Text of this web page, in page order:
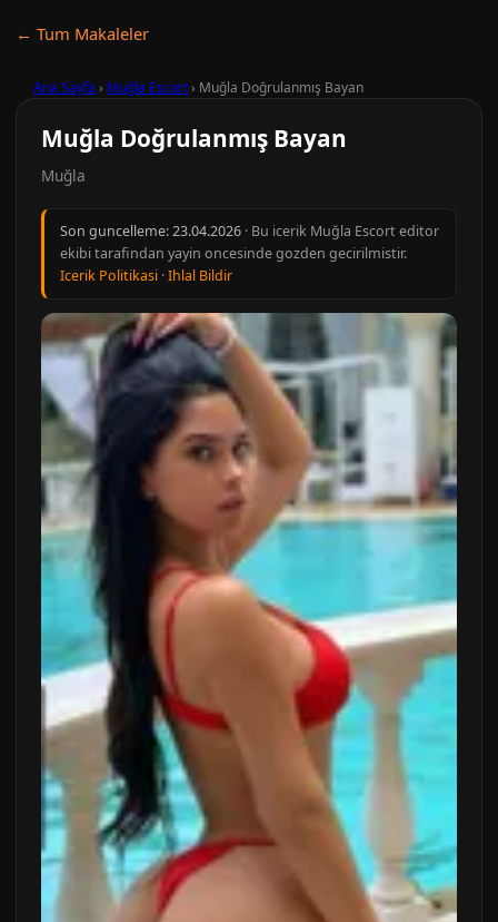
← Tum Makaleler
Ana Sayfa › Muğla Escort› Muğla Doğrulanmış Bayan
Muğla Doğrulanmış Bayan
Muğla
Son guncelleme:23.04.2026 · Bu icerik Muğla Escort editor
ekibi tarafindan yayin oncesinde gozden gecirilmistir.
Icerik Politikasi ·Ihlal Bildir